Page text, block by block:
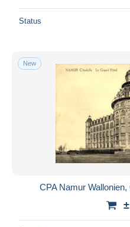
Status
New
CPA Namur